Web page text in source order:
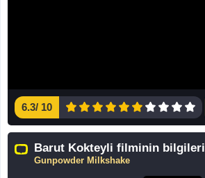
6.3/ 10
Barut Kokteyli filminin bilgileri
Gunpowder Milkshake